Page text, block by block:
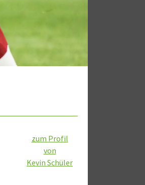
zum Profil
von
Kevin Schüler